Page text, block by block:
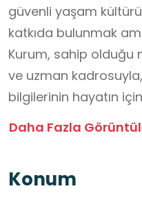
güvenli yaşam
katkıda bulunmak
Kurum, sahip olduğu
ve uzman
bilgilerinin hayatın
pekiştirilmesine
Destekli Polislik gibi
Daha Fazla
Konum